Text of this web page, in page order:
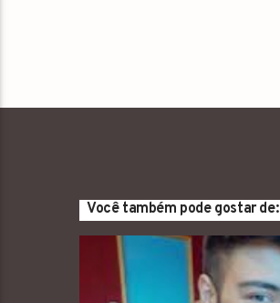
Você também pode gostar de: